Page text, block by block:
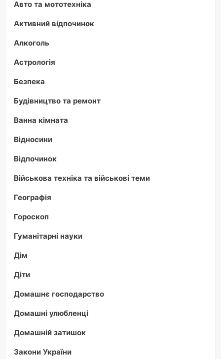
Авто та мототехніка
Активний відпочинок
Алкоголь
Астрологія
Безпека
Будівництво та ремонт
Ванна кімната
Відносини
Відпочинок
Військова техніка та військові теми
Географія
Гороскоп
Гуманітарні науки
Дім
Діти
Домашнє господарство
Домашні улюбленці
Домашній затишок
Закони України